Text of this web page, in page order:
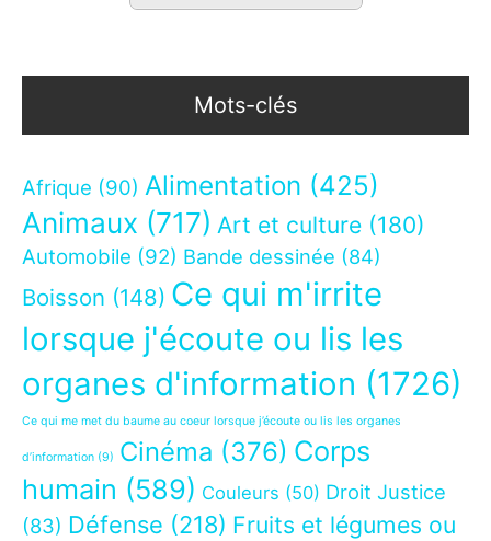
Mots-clés
Afrique (90) Alimentation (425)
Animaux (717) Art et culture (180)
Automobile (92) Bande dessinée (84)
Boisson (148) Ce qui m'irrite
lorsque j'écoute ou lis les
organes d'information (1726)
Ce qui me met du baume au coeur lorsque j’écoute ou lis les organes
d’information (9) Cinéma (376) Corps
humain (589) Couleurs (50) Droit Justice
(83) Défense (218) Fruits et légumes ou